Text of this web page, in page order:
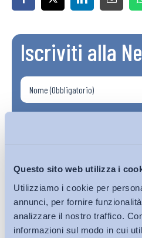
Questo sito web utilizza i
Utilizziamo i cookie per
annunci, per fornire
analizzare il nostro traffico.
informazioni sul modo in cui
Iscriviti alla